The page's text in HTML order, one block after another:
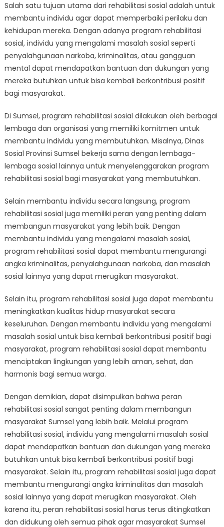
Salah satu tujuan utama dari rehabilitasi sosial adalah untuk
membantu individu agar dapat memperbaiki perilaku dan
kehidupan mereka. Dengan adanya program rehabilitasi
sosial, individu yang mengalami masalah sosial seperti
penyalahgunaan narkoba, kriminalitas, atau gangguan
mental dapat mendapatkan bantuan dan dukungan yang
mereka butuhkan untuk bisa kembali berkontribusi positif
bagi masyarakat.
Di Sumsel, program rehabilitasi sosial dilakukan oleh berbagai
lembaga dan organisasi yang memiliki komitmen untuk
membantu individu yang membutuhkan. Misalnya, Dinas
Sosial Provinsi Sumsel bekerja sama dengan lembaga-
lembaga sosial lainnya untuk menyelenggarakan program
rehabilitasi sosial bagi masyarakat yang membutuhkan.
Selain membantu individu secara langsung, program
rehabilitasi sosial juga memiliki peran yang penting dalam
membangun masyarakat yang lebih baik. Dengan
membantu individu yang mengalami masalah sosial,
program rehabilitasi sosial dapat membantu mengurangi
angka kriminalitas, penyalahgunaan narkoba, dan masalah
sosial lainnya yang dapat merugikan masyarakat.
Selain itu, program rehabilitasi sosial juga dapat membantu
meningkatkan kualitas hidup masyarakat secara
keseluruhan. Dengan membantu individu yang mengalami
masalah sosial untuk bisa kembali berkontribusi positif bagi
masyarakat, program rehabilitasi sosial dapat membantu
menciptakan lingkungan yang lebih aman, sehat, dan
harmonis bagi semua warga.
Dengan demikian, dapat disimpulkan bahwa peran
rehabilitasi sosial sangat penting dalam membangun
masyarakat Sumsel yang lebih baik. Melalui program
rehabilitasi sosial, individu yang mengalami masalah sosial
dapat mendapatkan bantuan dan dukungan yang mereka
butuhkan untuk bisa kembali berkontribusi positif bagi
masyarakat. Selain itu, program rehabilitasi sosial juga dapat
membantu mengurangi angka kriminalitas dan masalah
sosial lainnya yang dapat merugikan masyarakat. Oleh
karena itu, peran rehabilitasi sosial harus terus ditingkatkan
dan didukung oleh semua pihak agar masyarakat Sumsel